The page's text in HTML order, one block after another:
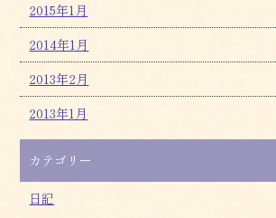
2015年1月
2014年1月
2013年2月
2013年1月
カテゴリー
日記